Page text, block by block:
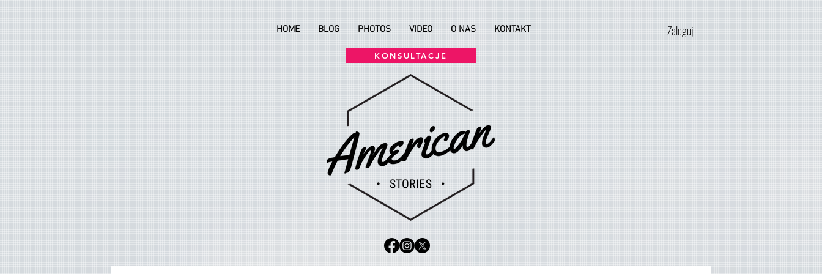
HOME BLOG PHOTOS VIDEO O NAS KONTAKT Zaloguj
KONSULTACJE